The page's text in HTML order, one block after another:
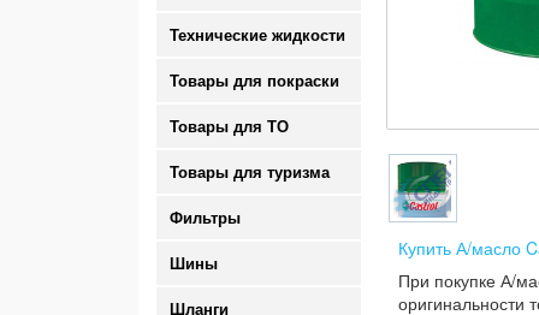
Технические жидкости
Товары для покраски
Товары для ТО
Товары для туризма
Фильтры
Шины
Шланги
Купить А/масло
При покупке А/
оригинальности